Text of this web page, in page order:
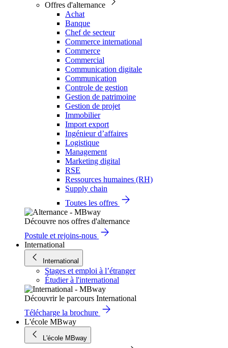
Offres d'alternance
Achat
Banque
Chef de secteur
Commerce international
Commerce
Commercial
Communication digitale
Communication
Controle de gestion
Gestion de patrimoine
Gestion de projet
Immobilier
Import export
Ingénieur d’affaires
Logistique
Management
Marketing digital
RSE
Ressources humaines (RH)
Supply chain
Toutes les offres
Découvre nos offres d'alternance
Postule et rejoins-nous
International
International
Stages et emploi à l’étranger
Étudier à l'international
Découvrir le parcours International
Télécharge la brochure
L'école MBway
L'école MBway